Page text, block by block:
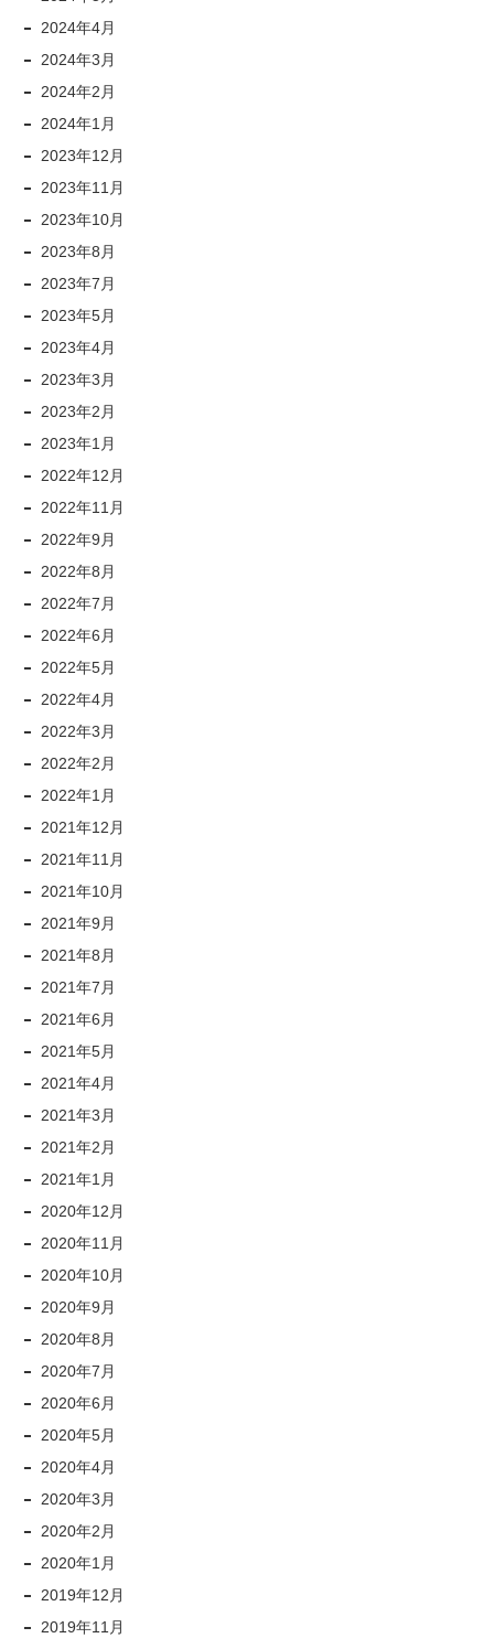
2024年4月
2024年3月
2024年2月
2024年1月
2023年12月
2023年11月
2023年10月
2023年8月
2023年7月
2023年5月
2023年4月
2023年3月
2023年2月
2023年1月
2022年12月
2022年11月
2022年9月
2022年8月
2022年7月
2022年6月
2022年5月
2022年4月
2022年3月
2022年2月
2022年1月
2021年12月
2021年11月
2021年10月
2021年9月
2021年8月
2021年7月
2021年6月
2021年5月
2021年4月
2021年3月
2021年2月
2021年1月
2020年12月
2020年11月
2020年10月
2020年9月
2020年8月
2020年7月
2020年6月
2020年5月
2020年4月
2020年3月
2020年2月
2020年1月
2019年12月
2019年11月